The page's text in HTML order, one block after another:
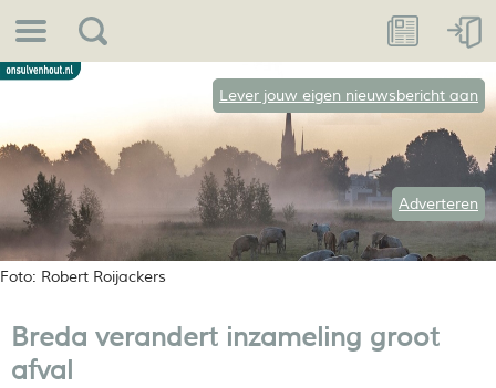
Foto: Robert Roijackers
Lever jouw eigen nieuwsbericht aan
Adverteren
Breda verandert inzameling groot
afval